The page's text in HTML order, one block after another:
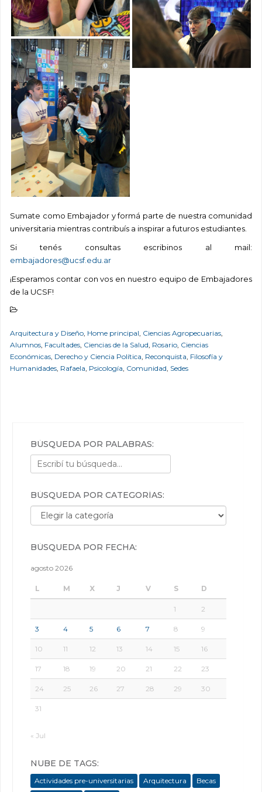
Sumate como Embajador y formá parte de nuestra comunidad
universitaria mientras contribuís a inspirar a futuros estudiantes.
Si tenés consultas escribinos al mail:
embajadores@ucsf.edu.ar
¡Esperamos contar con vos en nuestro equipo de Embajadores
de la UCSF!
Arquitectura y Diseño, Home principal, Ciencias Agropecuarias,
Alumnos, Facultades, Ciencias de la Salud, Rosario, Ciencias
Económicas, Derecho y Ciencia Política, Reconquista, Filosofía y
Humanidades, Rafaela, Psicología, Comunidad, Sedes
BÚSQUEDA POR PALABRAS:
BÚSQUEDA POR CATEGORÍAS:
Búsqueda por categorías:
BÚSQUEDA POR FECHA:
agosto 2026
L M X J V S D
1 2
3 4 5 6 7 8 9
10 11 12 13 14 15 16
17 18 19 20 21 22 23
24 25 26 27 28 29 30
31
« Jul
NUBE DE TAGS:
Actividades pre-universitarias Arquitectura
Becas